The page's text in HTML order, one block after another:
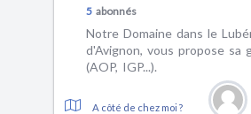
5 abonnés
Notre Domaine dans le
d'Avignon, vous propose sa
(AOP, IGP...).
A côté de chez moi ?